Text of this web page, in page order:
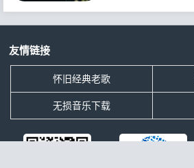
友情链接
怀旧经典老歌
无损音乐下载